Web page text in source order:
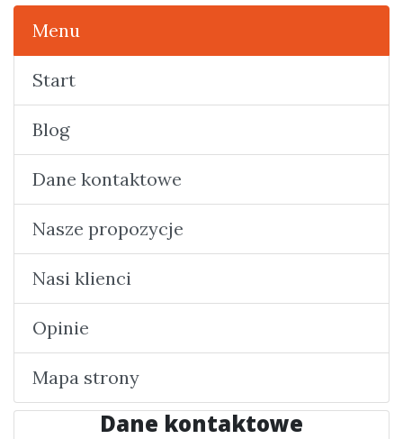
Menu
Start
Blog
Dane kontaktowe
Nasze propozycje
Nasi klienci
Opinie
Mapa strony
Dane kontaktowe